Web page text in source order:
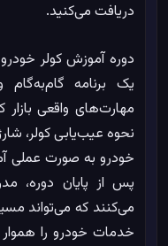
دریافت می‌کنید.
دوره آموزش کولر
یک برنامه
مهارت‌های واقعی
نحوه عیب‌یابی کولر،
خودرو به صورت عملی
پس از پایان دوره،
می‌کنند که می‌تواند
خدمات خودرو را